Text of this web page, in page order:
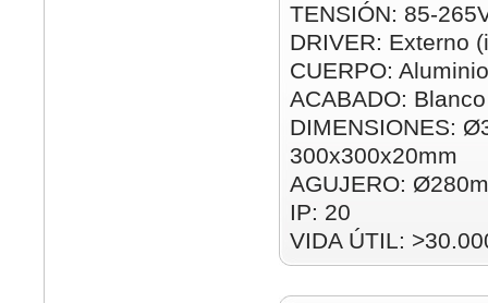
TENSIÓN: 85-
DRIVER: Externo
CUERPO: Aluminio
ACABADO: Blanco
DIMENSIONES:
300x300x20mm
AGUJERO:
IP: 20
VIDA ÚTIL: